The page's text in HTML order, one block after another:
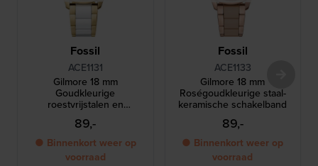
Fossil
ACE1131
Gilmore 18 mm
Goudkleurige
roestvrijstalen en
keramische band
89,-
● Binnenkort weer op
voorraad
Fossil
ACE1133
Gilmore 18 mm
Roségoudkleurige staal-
keramische schakelband
89,-
● Binnenkort weer op
voorraad